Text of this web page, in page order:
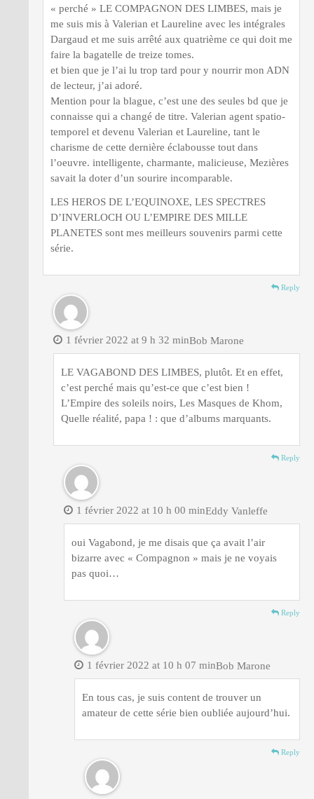
« perché » LE COMPAGNON DES LIMBES, mais je
me suis mis à Valerian et Laureline avec les intégrales
Dargaud et me suis arrêté aux quatrième ce qui doit me
faire la bagatelle de treize tomes.
et bien que je l’ai lu trop tard pour y nourrir mon ADN
de lecteur, j’ai adoré.
Mention pour la blague, c’est une des seules bd que je
connaisse qui a changé de titre. Valerian agent spatio-
temporel et devenu Valerian et Laureline, tant le
charisme de cette dernière éclabousse tout dans
l’oeuvre. intelligente, charmante, malicieuse, Mezières
savait la doter d’un sourire incomparable.
LES HEROS DE L’EQUINOXE, LES SPECTRES
D’INVERLOCH OU L’EMPIRE DES MILLE
PLANETES sont mes meilleurs souvenirs parmi cette
série.
Reply
Bob Marone
1 février 2022 at 9 h 32 min
LE VAGABOND DES LIMBES, plutôt. Et en effet,
c’est perché mais qu’est-ce que c’est bien !
L’Empire des soleils noirs, Les Masques de Khom,
Quelle réalité, papa ! : que d’albums marquants.
Reply
Eddy Vanleffe
1 février 2022 at 10 h 00 min
oui Vagabond, je me disais que ça avait l’air
bizarre avec « Compagnon » mais je ne voyais
pas quoi…
Reply
Bob Marone
1 février 2022 at 10 h 07 min
En tous cas, je suis content de trouver un
amateur de cette série bien oubliée aujourd’hui.
Reply